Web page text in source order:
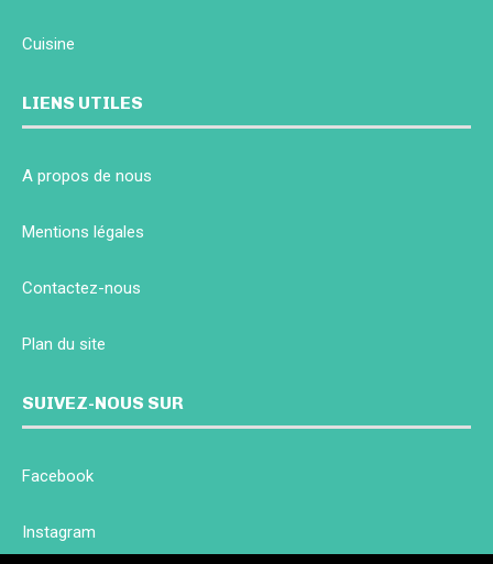
Cuisine
LIENS UTILES
A propos de nous
Mentions légales
Contactez-nous
Plan du site
SUIVEZ-NOUS SUR
Facebook
Instagram